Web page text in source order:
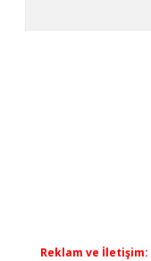
Reklam ve İletişim: